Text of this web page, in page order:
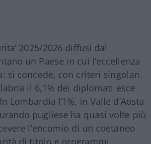
2025/2026 diffusi dal
un Paese in cui l’eccellenza
si concede, con criteri singolari.
il 6,1% dei diplomati esce
Lombardia l’1%, in Valle d’Aosta
pugliese ha quasi volte più
l’encomio di un coetaneo